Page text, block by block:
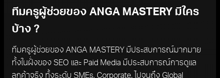
ทีมครูผู้ช่วยของ ANGA MASTERY มีใคร
บ้าง ?
ทีมครูผู้ช่วยของ ANGA MASTERY มีประสบการณ์มากมาย
ทั้งในฝั่งของ SEO และ Paid Media มีประสบการณ์การดูแล
ลูกค้าจริง ทั้งระดับ SMEs, Corporate, ไปจนถึง Global